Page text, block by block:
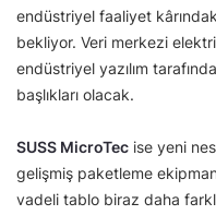
endüstriyel faaliyet
bekliyor. Veri merkezi
endüstriyel yazılım
başlıkları olacak.
SUSS MicroTec ise yeni
gelişmiş paketleme
vadeli tablo biraz daha